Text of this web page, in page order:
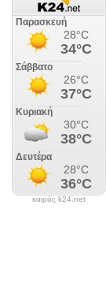
καιρός k24.net